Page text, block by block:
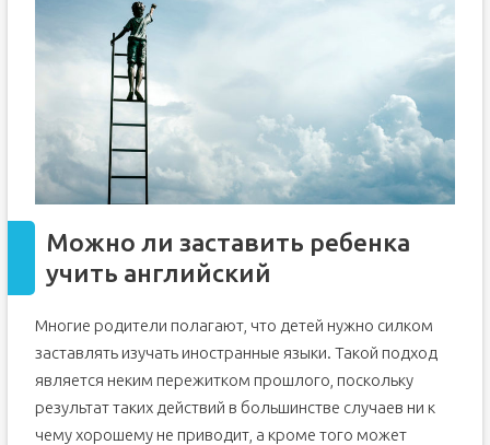
Можно ли заставить ребенка
учить английский
Многие родители полагают, что детей нужно силком
заставлять изучать иностранные языки. Такой подход
является неким пережитком прошлого, поскольку
результат таких действий в большинстве случаев ни к
чему хорошему не приводит, а кроме того может